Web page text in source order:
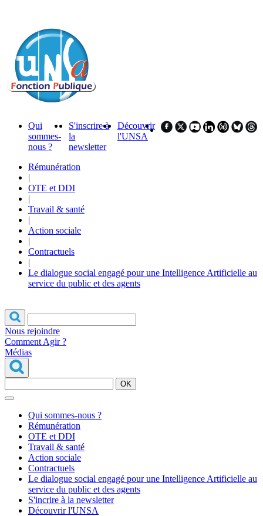
Qui
sommes-
nous ?
S'inscrire à
la
newsletter
Découvrir
l'UNSA
Rémunération
|
OTE et DDI
|
Travail & santé
|
Action sociale
|
Contractuels
|
Le dialogue social engagé pour une Intelligence Artificielle au
service du public et des agents
Nous rejoindre
Comment Agir ?
Médias
OK
Qui sommes-nous ?
Rémunération
OTE et DDI
Travail & santé
Action sociale
Contractuels
Le dialogue social engagé pour une Intelligence Artificielle au
service du public et des agents
S'incrire à la newsletter
Découvrir l'UNSA